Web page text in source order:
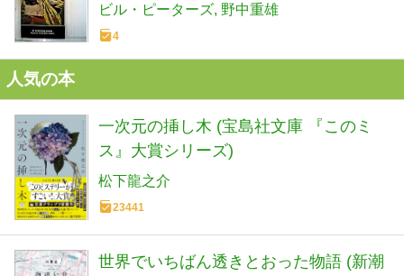
ビル・ピーターズ 野中重雄
4
人気の本
一次元の挿し木 (宝島社文庫 『このミ
ス』大賞シリーズ)
松下龍之介
23441
世界でいちばん透きとおった物語 (新潮